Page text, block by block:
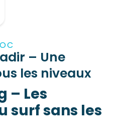
– Une
les niveaux
– Les
surf sans les